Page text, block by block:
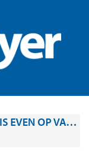
HÈT INSIDEFLYER FORUM IS EVEN OP VAKANTIE, MAAR BINNENKORT WEER ONLINE